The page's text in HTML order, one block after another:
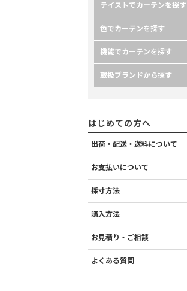
テイストでカーテンを探す
色でカーテンを探す
機能でカーテンを探す
取扱ブランドから探す
はじめての方へ
出荷・配送・送料について
お支払いについて
採寸方法
購入方法
お見積り・ご相談
よくある質問